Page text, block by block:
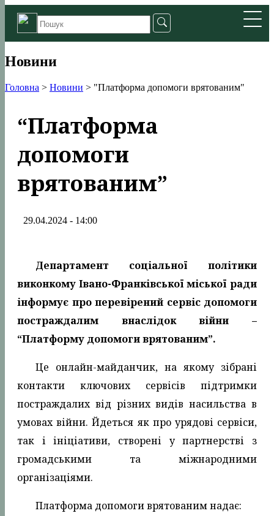
Новини
Головна > Новини > "Платформа допомоги врятованим"
“Платформа
допомоги
врятованим”
29.04.2024 - 14:00
Департамент соціальної політики
виконкому Івано-Франківської міської ради
інформує про перевірений сервіс допомоги
постраждалим внаслідок війни –
“Платформу допомоги врятованим”.
Це онлайн-майданчик, на якому зібрані
контакти ключових сервісів підтримки
постраждалих від різних видів насильства в
умовах війни. Йдеться як про урядові сервіси,
так і ініціативи, створені у партнерстві з
громадськими та міжнародними
організаціями.
Платформа допомоги врятованим надає: